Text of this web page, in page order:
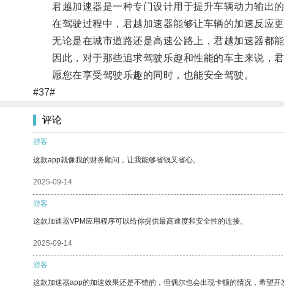
君越加速器是一种专门设计用于提升车辆动力输出的
在驾驶过程中，君越加速器能够让车辆的加速反应更
无论是在城市道路还是高速公路上，君越加速器都能
因此，对于那些追求驾驶乐趣和性能的车主来说，君
愿您在享受驾驶乐趣的同时，也能安全驾驶。
#37#
评论
游客
这款app就像我的财务顾问，让我能够省钱又省心。
2025-09-14
游客
这款加速器VPM应用程序可以给你提供最高速度和安全性的连接。
2025-09-14
游客
这款加速器app的加速效果还是不错的，但偶尔也会出现卡顿的情况，希望开